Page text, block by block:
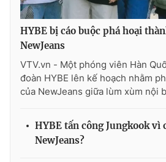
® Cấm sao chép dưới mọi hình thức
thuận bằng văn bản. Ghi rõ nguồn
thông tin từ website này.
HYBE bị cáo buộc phá hoại
NewJeans
VTV.vn - Một phóng viên Hàn
đoàn HYBE lên kế hoạch nhằm
của NewJeans giữa lùm xùm nội
HYBE tấn công Jungkook vì
NewJeans?